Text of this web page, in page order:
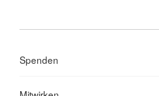
Spenden